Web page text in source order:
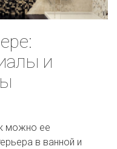
и
можно ее
в ванной и